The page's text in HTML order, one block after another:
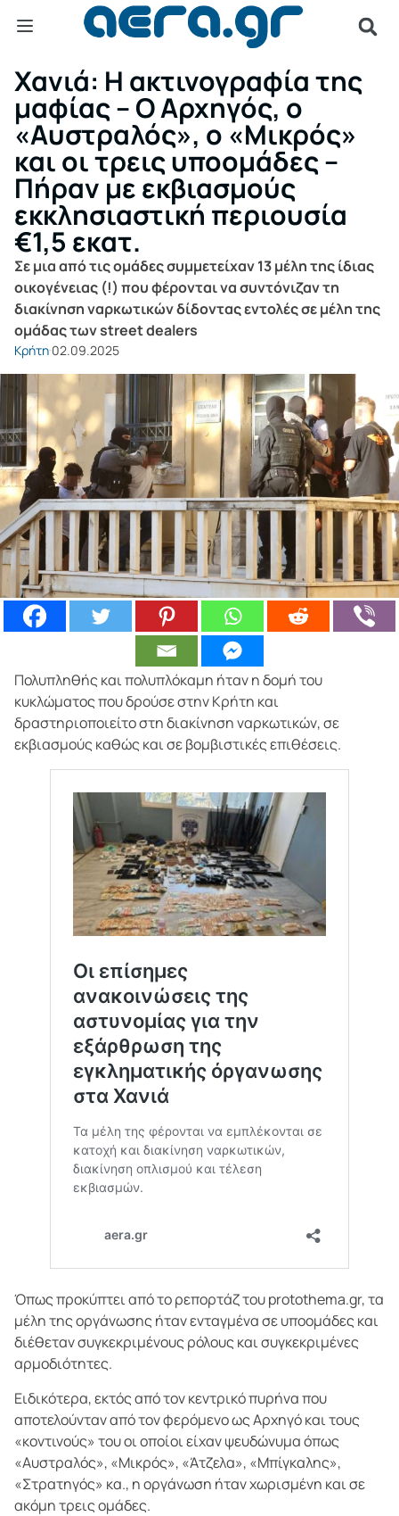
Χανιά: Η ακτινογραφία της
μαφίας – Ο Αρχηγός, ο
«Αυστραλός», ο «Μικρός»
και οι τρεις υποομάδες –
Πήραν με εκβιασμούς
εκκλησιαστική περιουσία
€1,5 εκατ.
Σε μια από τις ομάδες συμμετείχαν 13 μέλη της ίδιας
οικογένειας (!) που φέρονται να συντόνιζαν τη
διακίνηση ναρκωτικών δίδοντας εντολές σε μέλη της
ομάδας των street dealers
Κρήτη 02.09.2025
Πολυπληθής και πολυπλόκαμη ήταν η δομή του
κυκλώματος που δρούσε στην Κρήτη και
δραστηριοποιείτο στη διακίνηση ναρκωτικών, σε
εκβιασμούς καθώς και σε βομβιστικές επιθέσεις.
Όπως προκύπτει από το ρεπορτάζ του protothema.gr, τα
μέλη της οργάνωσης ήταν ενταγμένα σε υποομάδες και
διέθεταν συγκεκριμένους ρόλους και συγκεκριμένες
αρμοδιότητες.
Ειδικότερα, εκτός από τον κεντρικό πυρήνα που
αποτελούνταν από τον φερόμενο ως Αρχηγό και τους
«κοντινούς» του οι οποίοι είχαν ψευδώνυμα όπως
«Αυστραλός», «Μικρός», «Άτζελα», «Μπίγκαλης»,
«Στρατηγός» κα., η οργάνωση ήταν χωρισμένη και σε
ακόμη τρεις ομάδες.